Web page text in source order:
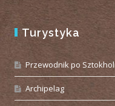
Turystyka
Przewodnik po
Archipelag